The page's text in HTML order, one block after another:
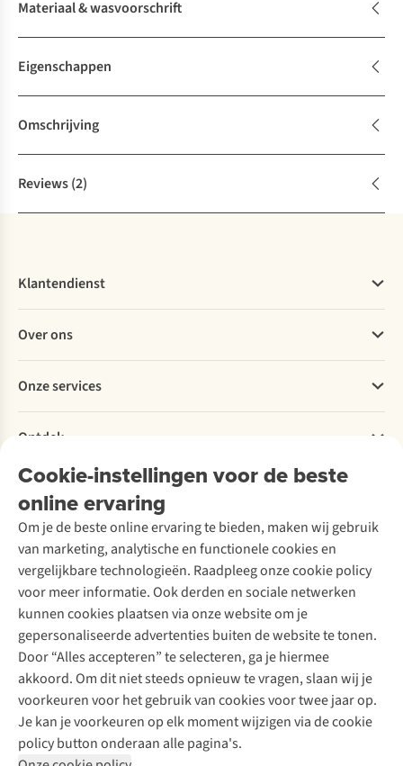
Materiaal & wasvoorschrift
Eigenschappen
Omschrijving
Reviews(2)
Cookie-instellingen voor de beste
online ervaring
Om je de beste online ervaring te bieden, maken wij gebruik
van marketing, analytische en functionele cookies en
vergelijkbare technologieën. Raadpleeg onze cookie policy
voor meer informatie. Ook derden en sociale netwerken
kunnen cookies plaatsen via onze website om je
gepersonaliseerde advertenties buiten de website te tonen.
Door “Alles accepteren” te selecteren, ga je hiermee
akkoord. Om dit niet steeds opnieuw te vragen, slaan wij je
voorkeuren voor het gebruik van cookies voor twee jaar op.
Je kan je voorkeuren op elk moment wijzigen via de cookie
policy button onderaan alle pagina's.
Klantendienst
Bestellen
Betalen
Levering
Retourneren
Bestelling herroepen
Garantie
Contact
Over ons
Explore More
Verantwoord ondernemen
Over Ayacucho
Onze winkels
Over A.S.Adventure
Toegankelijkheidsverklaring
Onze services
Ski-onderhoud
Wasservice
Schoenonderhoud
Schoenherstelling
Kledingherstelling
Retouches
Voor bedrijven
Ontdek
A.S.Magazine
Podcast
Explore Academy
Explore Camp
Gear Check
Inspiratie & advies
Meld je aan voor de nieuwsbrief
Follow us
Disclaimer Privacy Policy
Algemene voorwaarden
Cookie Policy